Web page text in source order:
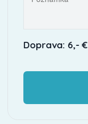
Doprava: 6,- €